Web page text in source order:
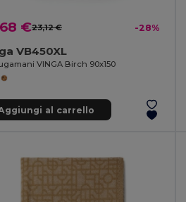
€23,12 € -28%
VB450XL
VINGA Birch 90x150
al carrello